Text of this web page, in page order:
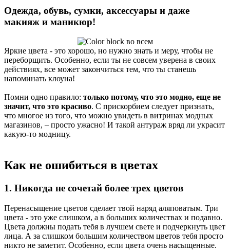
Одежда, обувь, сумки, аксессуары и даже
макияж и маникюр!
Яркие цвета - это хорошо, но нужно знать и меру, чтобы не
переборщить. Особенно, если ты не совсем уверена в своих
действиях, все может закончиться тем, что ты станешь
напоминать клоуна!
Помни одно правило: только потому, что это модно, еще не
значит, что это красиво. С прискорбием следует признать,
что многое из того, что можно увидеть в витринах модных
магазинов, – просто ужасно! И такой антураж вряд ли украсит
какую-то модницу.
Как не ошибиться в цветах
1. Никогда не сочетай более трех цветов
Перенасыщение цветов сделает твой наряд аляповатым. Три
цвета - это уже слишком, а в больших количествах и подавно.
Цвета должны подать тебя в лучшем свете и подчеркнуть цвет
лица. А за слишком большим количеством цветов тебя просто
никто не заметит. Особенно, если цвета очень насыщенные.